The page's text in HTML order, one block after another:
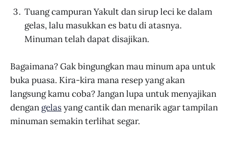
Tuang campuran Yakult dan sirup leci ke dalam
gelas, lalu masukkan es batu di atasnya.
Minuman telah dapat disajikan.
Bagaimana? Gak bingungkan mau minum apa untuk
buka puasa. Kira-kira mana resep yang akan
langsung kamu coba? Jangan lupa untuk menyajikan
dengan gelasyang cantik dan menarik agar tampilan
minuman semakin terlihat segar.